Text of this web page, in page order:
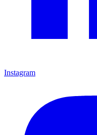
Instagram